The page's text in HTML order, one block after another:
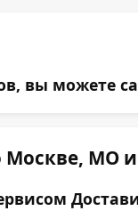
вы можете
Москве, МО